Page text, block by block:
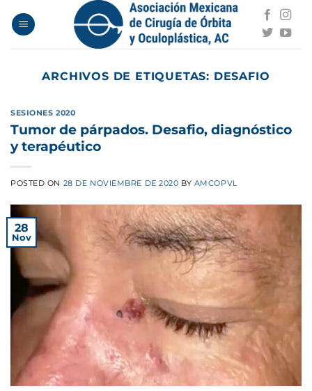
ARCHIVOS DE ETIQUETAS: DESAFIO
SESIONES 2020
Tumor de párpados. Desafio, diagnóstico
y terapéutico
POSTED ON 28 DE NOVIEMBRE DE 2020 BY AMCOPVL
28
Nov